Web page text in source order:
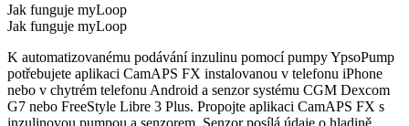
Jak funguje myLoop
Jak funguje myLoop
K automatizovanému podávání inzulinu pomocí pumpy YpsoPump
potřebujete aplikaci CamAPS FX instalovanou v telefonu iPhone
nebo v chytrém telefonu Android a senzor systému CGM Dexcom
G7 nebo FreeStyle Libre 3 Plus. Propojte aplikaci CamAPS FX s
inzulinovou pumpou a senzorem. Senzor posílá údaje o hladině